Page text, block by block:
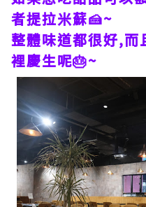
者提拉米蘇🍰~
整體味道都很好,而
裡慶生呢🎂~